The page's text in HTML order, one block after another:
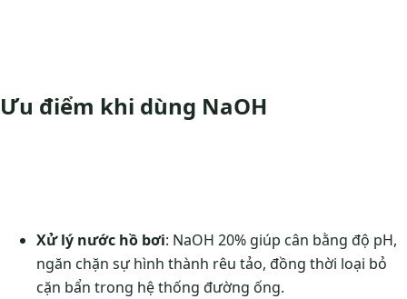
Ưu điểm khi dùng NaOH
Xử lý nước hồ bơi: NaOH 20% giúp cân bằng độ pH,
ngăn chặn sự hình thành rêu tảo, đồng thời loại bỏ
cặn bẩn trong hệ thống đường ống.